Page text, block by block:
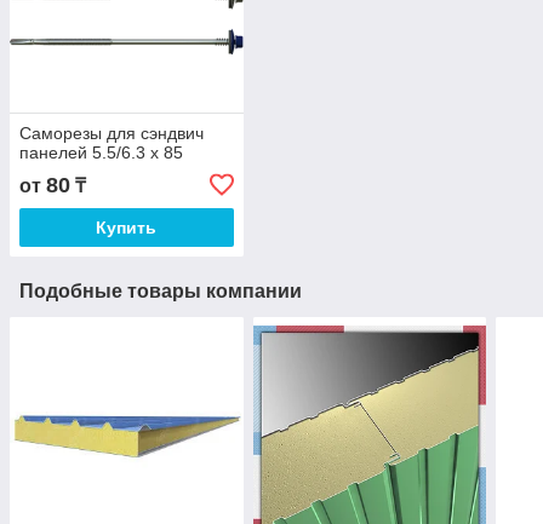
Саморезы для сэндвич
панелей 5.5/6.3 x 85
от 80 ₸
Купить
Подобные товары компании